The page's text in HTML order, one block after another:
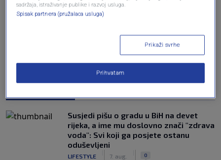
Oglas
Susjedi pišu o gradu u BiH na devet
rijeka, a ime mu doslovno znači "zdrava
voda": Svi koji ga posjete ostanu
oduševljeni
LIFESTYLE 7. aug. 0
sadržaja, istraživanje publike i razvoj usluga.
Spisak partnera (pružalaca usluga)
Prikaži svrhe
Prihvatam